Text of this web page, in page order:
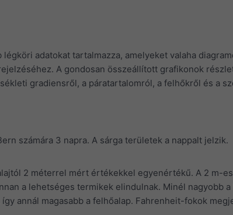
adatokat tartalmazza, amelyeket valaha
A gondosan összeállított grafikonok
gradiensről, a páratartalomról, a felhőkről és a
számára 3 napra. A sárga területek a nappalt jelzik.
2 méterrel mért értékekkel egyenértékű. A 2 m-
a lehetséges termikek elindulnak. Minél nagyobb
annál magasabb a felhőalap. Fahrenheit-fokok